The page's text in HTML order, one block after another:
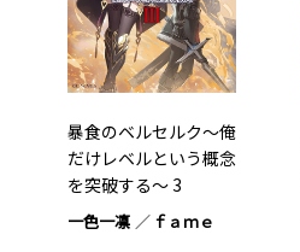
暴食のベルセルク～俺
だけレベルという概念
を突破する～ 3
一色一凛 ｆａｍｅ